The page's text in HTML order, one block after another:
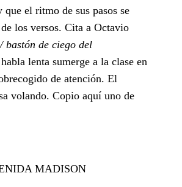
que el ritmo de sus pasos se
los versos. Cita a Octavio
bastón de ciego del
lenta sumerge a la clase en
de atención. El
volando. Copio aquí uno de
MADISON